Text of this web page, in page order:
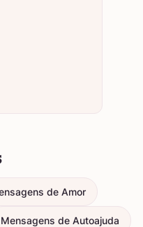
de Amor
Mensagens de Autoajuda